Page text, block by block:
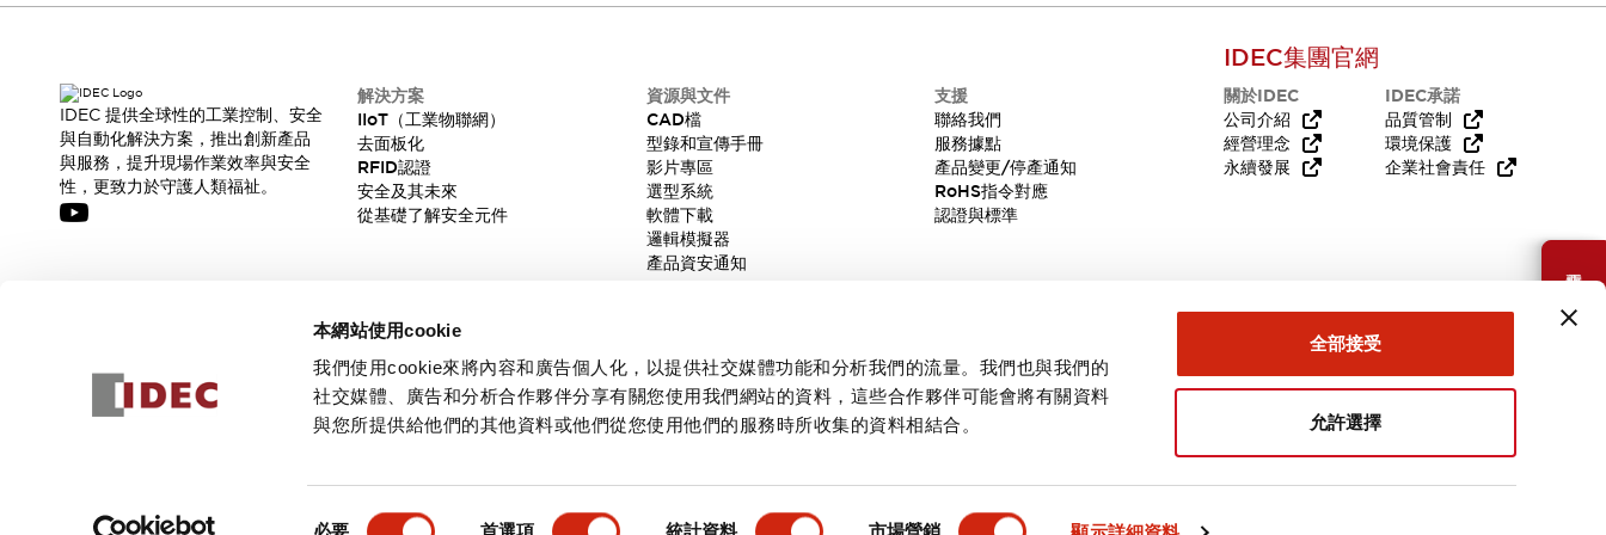
本網站使用cookie
我們使用cookie來將內容和廣告個人化，以提供社交媒體功能和分析我們的流量。我們也與我們的
社交媒體、廣告和分析合作夥伴分享有關您使用我們網站的資料，這些合作夥伴可能會將有關資料
與您所提供給他們的其他資料或他們從您使用他們的服務時所收集的資料相結合。
必要 首選項 統計資料 市場營銷
全部接受
允許選擇
需要幫助嗎？
IDEC 提供全球性的工業控制、安全
與自動化解決方案，推出創新產品
與服務，提升現場作業效率與安全
性，更致力於守護人類福祉。
解決方案
IIoT（工業物聯網）
去面板化
RFID認證
安全及其未來
從基礎了解安全元件
資源與文件
CAD檔
型錄和宣傳手冊
影片專區
選型系統
軟體下載
邏輯模擬器
產品資安通知
支援
聯絡我們
服務據點
產品變更/停產通知
RoHS指令對應
認證與標準
IDEC集團官網
關於IDEC
公司介紹
經營理念
永續發展
IDEC承諾
品質管制
環境保護
企業社會責任
訂閱
隱私權政策使用條款 台灣